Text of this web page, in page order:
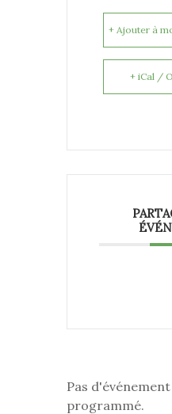
+ Ajouter à
+ iCal /
Pas
programmé.